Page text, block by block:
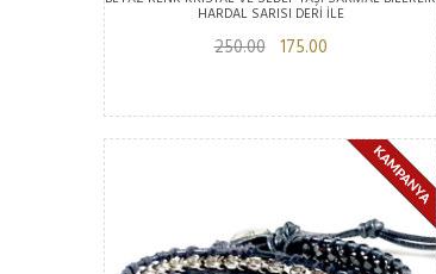
HARDAL SARISI DERİ İLE
250.00175.00